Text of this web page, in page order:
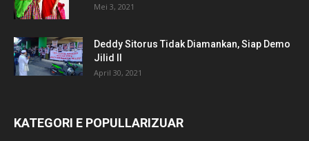
Mei 3, 2021
Deddy Sitorus Tidak Diamankan, Siap Demo
Jilid II
April 30, 2021
KATEGORI E POPULLARIZUAR